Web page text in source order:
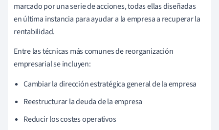
marcado por una serie de acciones, todas ellas diseñadas
en última instancia para ayudar a la empresa a recuperar la
rentabilidad.
Entre las técnicas más comunes de reorganización
empresarial se incluyen:
Cambiar la dirección estratégica general de la empresa
Reestructurar la deuda de la empresa
Reducir los costes operativos